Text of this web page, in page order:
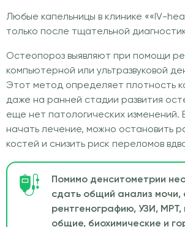
Любые капельницы в клинике ««IV-
только после тщательной
Остеопороз выявляют при помощи
компьютерной или ультразвуковой
Этот метод определяет плотность
даже на ранней стадии развития
еще нет патологических изменений.
начать лечение, можно остановить
костей и снизить риск переломов
Помимо денситометрии
сдать общий анализ мочи,
рентгенографию, УЗИ, МРТ,
общие, биохимические и